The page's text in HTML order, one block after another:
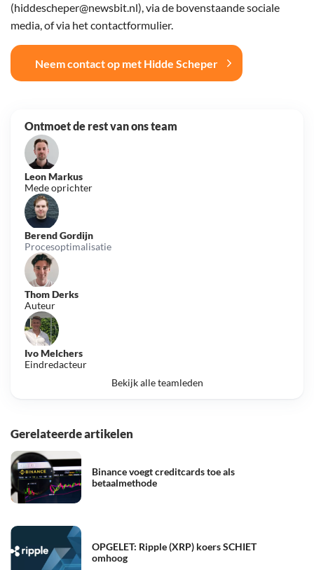
(hiddescheper@newsbit.nl), via de bovenstaande sociale
media, of via het contactformulier.
Neem contact op met Hidde Scheper
Ontmoet de rest van ons team
Leon Markus
Mede oprichter
Berend Gordijn
Procesoptimalisatie
Thom Derks
Auteur
Ivo Melchers
Eindredacteur
Bekijk alle teamleden
Gerelateerde artikelen
Binance voegt creditcards toe als
betaalmethode
OPGELET: Ripple (XRP) koers SCHIET
omhoog